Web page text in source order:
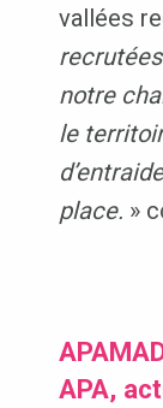
vallées
notre
le
place. »
APA,